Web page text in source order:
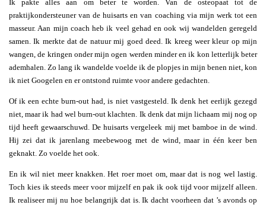
Ik pakte alles aan om beter te worden. Van de osteopaat tot de
praktijkondersteuner van de huisarts en van coaching via mijn werk tot een
masseur. Aan mijn coach heb ik veel gehad en ook wij wandelden geregeld
samen. Ik merkte dat de natuur mij goed deed. Ik kreeg weer kleur op mijn
wangen, de kringen onder mijn ogen werden minder en ik kon letterlijk beter
ademhalen. Zo lang ik wandelde voelde ik de plopjes in mijn benen niet, kon
ik niet Googelen en er ontstond ruimte voor andere gedachten.
Of ik een echte burn-out had, is niet vastgesteld. Ik denk het eerlijk gezegd
niet, maar ik had wel burn-out klachten. Ik denk dat mijn lichaam mij nog op
tijd heeft gewaarschuwd. De huisarts vergeleek mij met bamboe in de wind.
Hij zei dat ik jarenlang meebewoog met de wind, maar in één keer ben
geknakt. Zo voelde het ook.
En ik wil niet meer knakken. Het roer moet om, maar dat is nog wel lastig.
Toch kies ik steeds meer voor mijzelf en pak ik ook tijd voor mijzelf alleen.
Ik realiseer mij nu hoe belangrijk dat is. Ik dacht voorheen dat ’s avonds op